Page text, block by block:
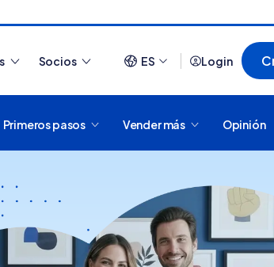
leídos
Socios ES Login
Primeros pasos Vender más Opinión